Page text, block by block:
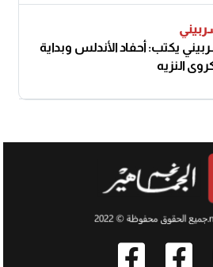
يكتب: أحفاد الأندلس وبداية
النزيه